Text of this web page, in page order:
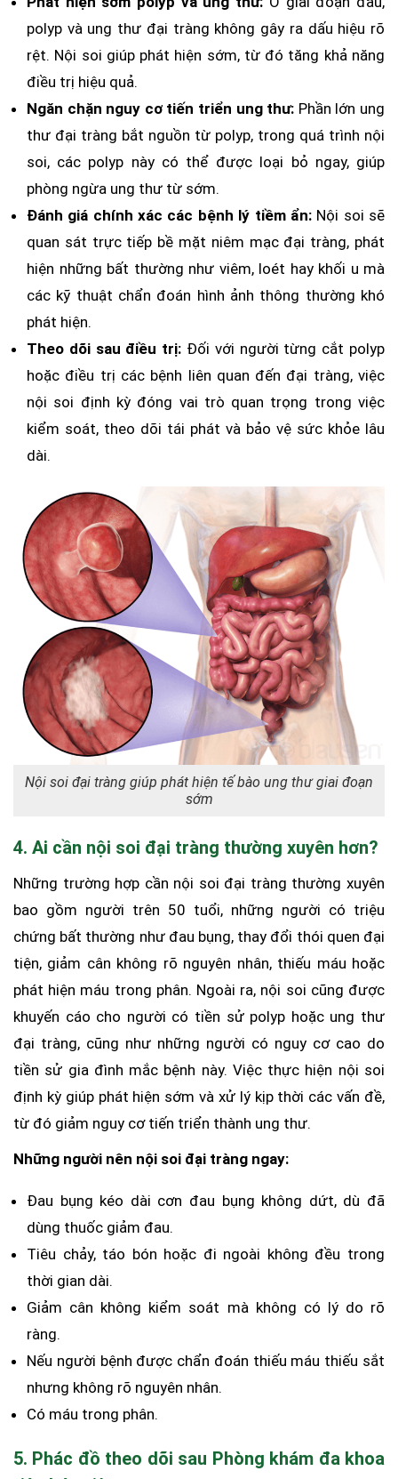
polyp và ung thư đại tràng không gây ra dấu hiệu rõ
rệt. Nội soi giúp phát hiện sớm, từ đó tăng khả năng
điều trị hiệu quả.
Ngăn chặn nguy cơ tiến triển ung thư: Phần lớn ung
thư đại tràng bắt nguồn từ polyp, trong quá trình nội
soi, các polyp này có thể được loại bỏ ngay, giúp
phòng ngừa ung thư từ sớm.
Đánh giá chính xác các bệnh lý tiềm ẩn:Nội soi sẽ
quan sát trực tiếp bề mặt niêm mạc đại tràng, phát
hiện những bất thường như viêm, loét hay khối u mà
các kỹ thuật chẩn đoán hình ảnh thông thường khó
phát hiện.
Theo dõi sau điều trị: Đối với người từng cắt polyp
hoặc điều trị các bệnh liên quan đến đại tràng, việc
nội soi định kỳ đóng vai trò quan trọng trong việc
kiểm soát, theo dõi tái phát và bảo vệ sức khỏe lâu
dài.
Nội soi đại tràng giúp phát hiện tế bào ung thư giai đoạn
sớm
4. Ai cần nội soi đại tràng thường xuyên hơn?
Những trường hợp cần nội soi đại tràng thường xuyên
bao gồm người trên 50 tuổi, những người có triệu
chứng bất thường như đau bụng, thay đổi thói quen đại
tiện, giảm cân không rõ nguyên nhân, thiếu máu hoặc
phát hiện máu trong phân. Ngoài ra, nội soi cũng được
khuyến cáo cho người có tiền sử polyp hoặc ung thư
đại tràng, cũng như những người có nguy cơ cao do
tiền sử gia đình mắc bệnh này. Việc thực hiện nội soi
định kỳ giúp phát hiện sớm và xử lý kịp thời các vấn đề,
từ đó giảm nguy cơ tiến triển thành ung thư.
Những người nên nội soi đại tràng ngay:
Đau bụng kéo dài cơn đau bụng không dứt, dù đã
dùng thuốc giảm đau.
Tiêu chảy, táo bón hoặc đi ngoài không đều trong
thời gian dài.
Giảm cân không kiểm soát mà không có lý do rõ
ràng.
Nếu người bệnh được chẩn đoán thiếu máu thiếu sắt
nhưng không rõ nguyên nhân.
Có máu trong phân.
5. Phác đồ theo dõi sau Phòng khám đa khoa